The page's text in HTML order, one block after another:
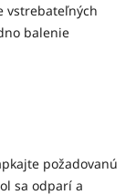
vstrebateľných
balenie
požadovanú
sa odparí a